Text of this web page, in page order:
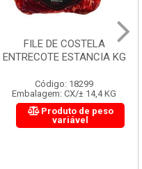
FILE DE COSTELA
ENTRECOTE ESTANCIA KG
Código: 18299
Embalagem: CX/± 14,4 KG
Produto de peso
variável